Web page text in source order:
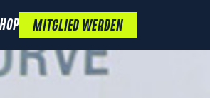
MITGLIED WERDEN